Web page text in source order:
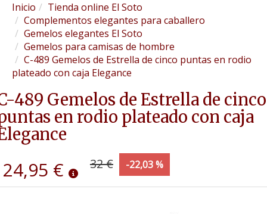
Inicio
Tienda online El Soto
Complementos elegantes para caballero
Gemelos elegantes El Soto
Gemelos para camisas de hombre
C-489 Gemelos de Estrella de cinco puntas en rodio
plateado con caja Elegance
489 Gemelos de Estrella de cinco
en rodio plateado con caja
24,95 € 32 € -22,03 %